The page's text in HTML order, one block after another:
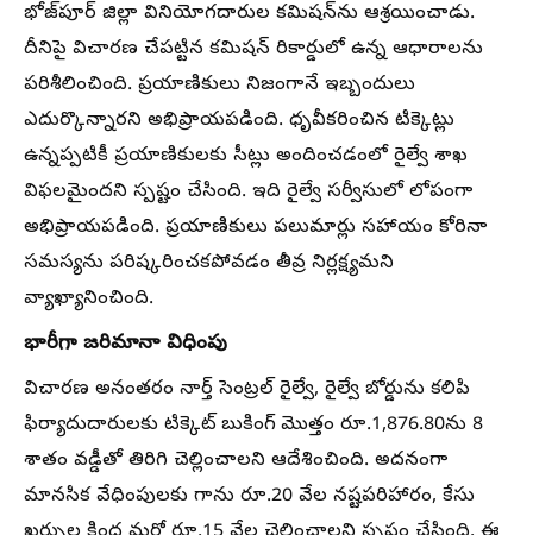
భోజ్‌పూర్ జిల్లా వినియోగదారుల కమిషన్‌ను ఆశ్రయించాడు.
దీనిపై విచారణ చేపట్టిన కమిషన్ రికార్డులో ఉన్న ఆధారాలను
పరిశీలించింది. ప్రయాణికులు నిజంగానే ఇబ్బందులు
ఎదుర్కొన్నారని అభిప్రాయపడింది. ధృవీకరించిన టిక్కెట్లు
ఉన్నప్పటికీ ప్రయాణికులకు సీట్లు అందించడంలో రైల్వే శాఖ
విఫలమైందని స్పష్టం చేసింది. ఇది రైల్వే సర్వీసులో లోపంగా
అభిప్రాయపడింది. ప్రయాణికులు పలుమార్లు సహాయం కోరినా
సమస్యను పరిష్కరించకపోవడం తీవ్ర నిర్లక్ష్యమని
వ్యాఖ్యానించింది.
భారీగా జరిమానా విధింపు
విచారణ అనంతరం నార్త్ సెంట్రల్ రైల్వే, రైల్వే బోర్డును కలిపి
ఫిర్యాదుదారులకు టిక్కెట్ బుకింగ్ మొత్తం రూ.1,876.80ను 8
శాతం వడ్డీతో తిరిగి చెల్లించాలని ఆదేశించింది. అదనంగా
మానసిక వేధింపులకు గాను రూ.20 వేల నష్టపరిహారం, కేసు